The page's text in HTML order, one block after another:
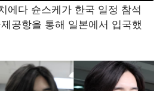
에다 슌스케가 한국 일정 참석
공항을 통해 일본에서 입국했